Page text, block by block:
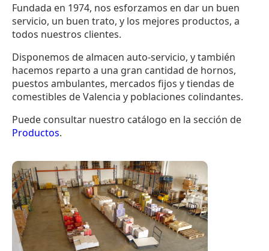
Fundada en 1974, nos esforzamos en dar un buen
servicio, un buen trato, y los mejores productos, a
todos nuestros clientes.
Disponemos de almacen auto-servicio, y también
hacemos reparto a una gran cantidad de hornos,
puestos ambulantes, mercados fijos y tiendas de
comestibles de Valencia y poblaciones colindantes.
Puede consultar nuestro catálogo en la sección de
Productos.